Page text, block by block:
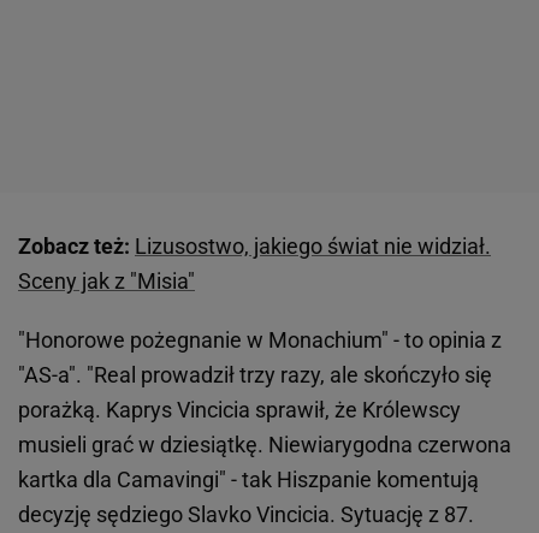
Zobacz też: Lizusostwo, jakiego świat nie widział.
Sceny jak z "Misia"
"Honorowe pożegnanie w Monachium" - to opinia z
"AS-a". "Real prowadził trzy razy, ale skończyło się
porażką. Kaprys Vincicia sprawił, że Królewscy
musieli grać w dziesiątkę. Niewiarygodna czerwona
kartka dla Camavingi" - tak Hiszpanie komentują
decyzję sędziego Slavko Vincicia. Sytuację z 87.